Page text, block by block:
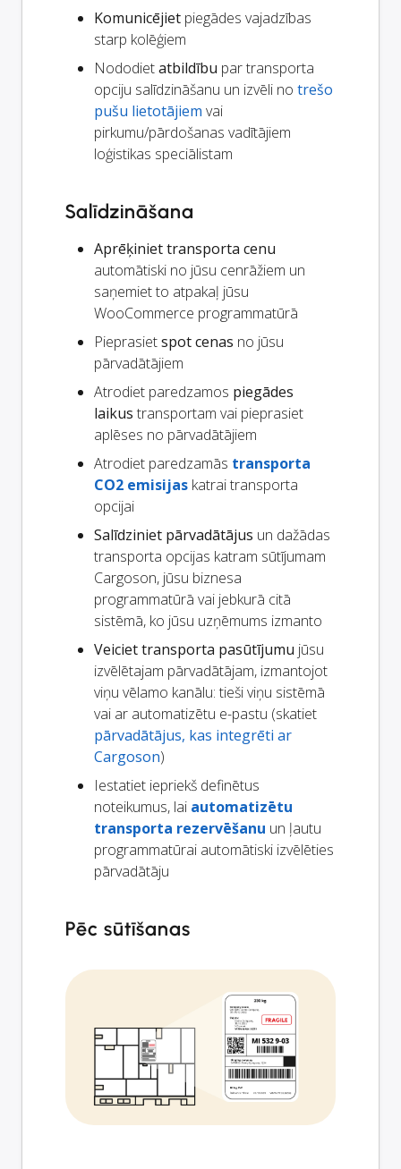
Komunicējiet piegādes vajadzības
starp kolēģiem
Nododietatbildību par transporta
opciju salīdzināšanu un izvēli no trešo
pušu lietotājiem vai
pirkumu/pārdošanas vadītājiem
loģistikas speciālistam
Salīdzināšana
Aprēķiniet transporta cenu
automātiski no jūsu cenrāžiem un
saņemiet to atpakaļ jūsu
WooCommerce programmatūrā
Pieprasietspot cenas no jūsu
pārvadātājiem
Atrodiet paredzamos piegādes
laikus transportam vai pieprasiet
aplēses no pārvadātājiem
Atrodiet paredzamās transporta
CO2 emisijas katrai transporta
opcijai
Salīdziniet pārvadātājus un dažādas
transporta opcijas katram sūtījumam
Cargoson, jūsu biznesa
programmatūrā vai jebkurā citā
sistēmā, ko jūsu uzņēmums izmanto
Veiciet transporta pasūtījumu jūsu
izvēlētajam pārvadātājam, izmantojot
viņu vēlamo kanālu: tieši viņu sistēmā
vai ar automatizētu e-pastu (skatiet
pārvadātājus, kas integrēti ar
Cargoson)
Iestatiet iepriekš definētus
noteikumus, lai automatizētu
transporta rezervēšanu un ļautu
programmatūrai automātiski izvēlēties
pārvadātāju
Pēc sūtīšanas